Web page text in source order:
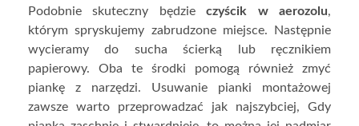
Podobnie skuteczny będzieczyścik w aerozolu,
którym spryskujemy zabrudzone miejsce. Następnie
wycieramy do sucha ścierką lub ręcznikiem
papierowy. Oba te środki pomogą również zmyć
piankę z narzędzi. Usuwanie pianki montażowej
zawsze warto przeprowadzać jak najszybciej, Gdy